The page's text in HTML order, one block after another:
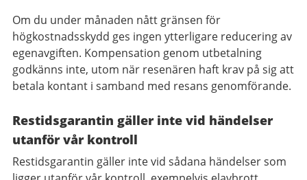
Om du under månaden nått gränsen för
högkostnadsskydd ges ingen ytterligare reducering av
egenavgiften. Kompensation genom utbetalning
godkänns inte, utom när resenären haft krav på sig att
betala kontant i samband med resans genomförande.
Restidsgarantin gäller inte vid händelser
utanför vår kontroll
Restidsgarantin gäller inte vid sådana händelser som